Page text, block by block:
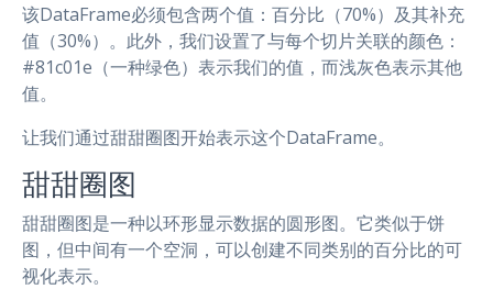
该DataFrame必须包含两个值：百分比（70%）及其补充
值（30%）。此外，我们设置了与每个切片关联的颜色：
#81c01e（一种绿色）表示我们的值，而浅灰色表示其他
值。
让我们通过甜甜圈图开始表示这个DataFrame。
甜甜圈图
甜甜圈图是一种以环形显示数据的圆形图。它类似于饼
图，但中间有一个空洞，可以创建不同类别的百分比的可
视化表示。